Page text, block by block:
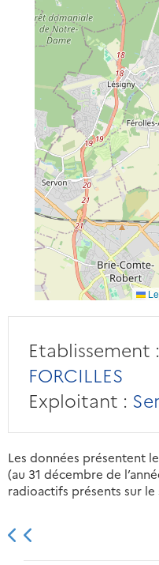
Etablissement :
FORCILLES
Exploitant :
Les données présentent
(au 31 décembre de
radioactifs présents sur le